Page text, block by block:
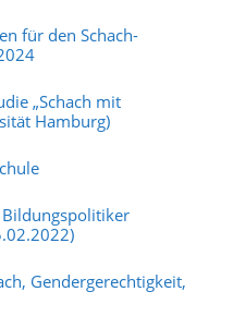
für den Schach-
„Schach mit
Hamburg)
Bildungspolitiker
Gendergerechtigkeit,